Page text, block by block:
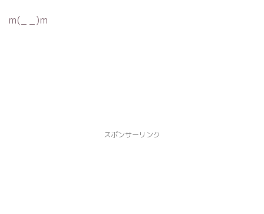
m(_ _)m
スポンサーリンク